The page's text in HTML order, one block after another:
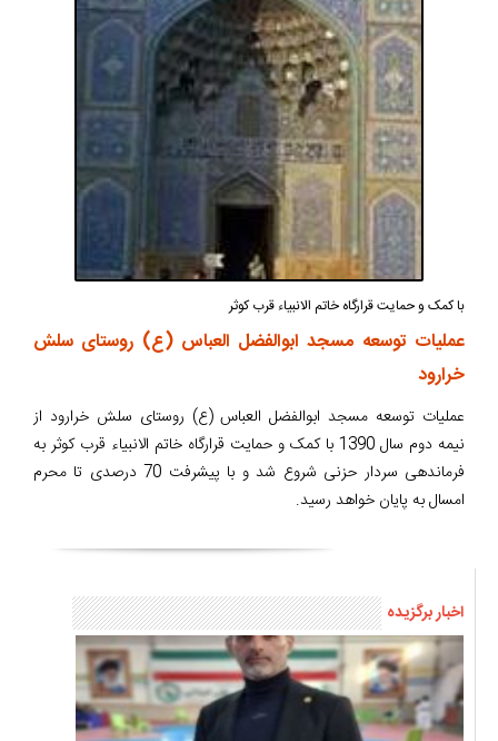
با کمک و حمایت قرارگاه خاتم الانبیاء قرب کوثر
عملیات توسعه مسجد ابوالفضل العباس (ع) روستای سلش
خرارود
عملیات توسعه مسجد ابوالفضل العباس (ع) روستای سلش خرارود از
نیمه دوم سال 1390 با کمک و حمایت قرارگاه خاتم الانبیاء قرب کوثر به
فرماندهی سردار حزنی شروع شد و با پیشرفت 70 درصدی تا محرم
امسال به پایان خواهد رسید.
اخبار برگزیده